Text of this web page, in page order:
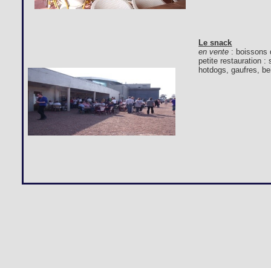
Le snack
en vente : boissons
petite restauration :
hotdogs, gaufres,